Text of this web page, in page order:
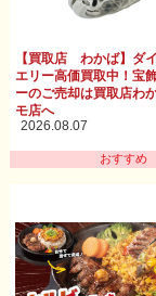
【買取店 わかば】ダ
エリー高価買取中！宝
ーのご売却は買取店わ
モ店へ
2026.08.07
おすすめ